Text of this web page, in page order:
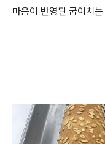
마음이 반영된 굽이치